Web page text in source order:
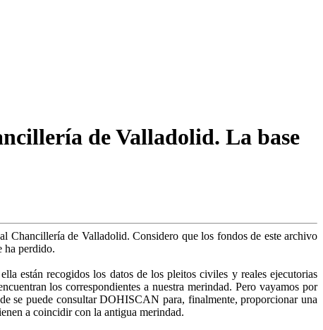
de Valladolid. La base
Chancillería de Valladolid. Considero que los fondos de este archivo
ha perdido.
están recogidos los datos de los pleitos civiles y reales ejecutorias
los correspondientes a nuestra merindad. Pero vayamos por
se puede consultar DOHISCAN para, finalmente, proporcionar una
a coincidir con la antigua merindad.